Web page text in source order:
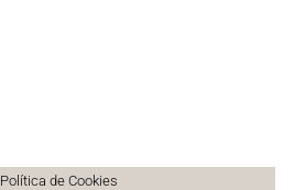
Política de Cookies